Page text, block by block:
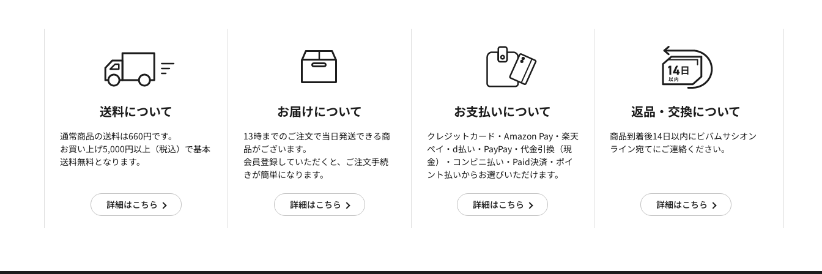
送料について
通常商品の送料は660円です。
お買い上げ5,000円以上（税込）で基本
送料無料となります。
詳細はこちら
お届けについて
13時までのご注文で当日発送できる商
品がございます。
会員登録していただくと、ご注文手続
きが簡単になります。
詳細はこちら
お支払いについて
クレジットカード・Amazon Pay・楽天
ぺイ・d払い・PayPay・代金引換（現
金）・コンビニ払い・Paid決済・ポイ
ント払いからお選びいただけます。
詳細はこちら
返品・交換について
商品到着後14日以内にビバムサシオン
ライン宛てにご連絡ください。
詳細はこちら